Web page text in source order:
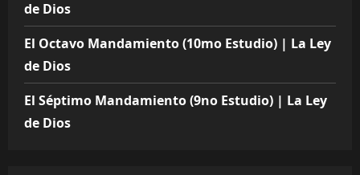
de Dios
El Octavo Mandamiento (10mo Estudio) | La Ley
de Dios
El Séptimo Mandamiento (9no Estudio) | La Ley
de Dios